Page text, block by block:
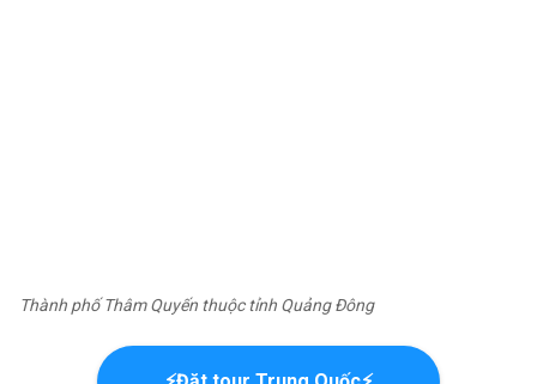
Thành phố Thâm Quyến thuộc tỉnh Quảng Đông